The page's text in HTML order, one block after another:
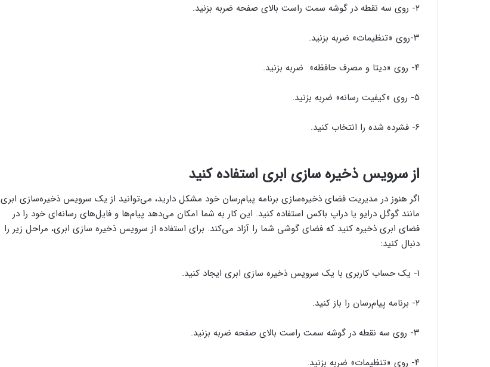
۲- روی سه نقطه در گوشه سمت راست بالای صفحه ضربه بزنید.
۳-روی «تنظیمات» ضربه بزنید.
۴- روی «دیتا و مصرف حافظه» ضربه بزنید.
۵- روی «کیفیت رسانه» ضربه بزنید.
۶- فشرده شده را انتخاب کنید.
از سرویس ذخیره سازی ابری استفاده کنید
اگر هنوز در مدیریت فضای ذخیره‌سازی برنامه پیام‌رسان خود مشکل دارید، می‌توانید از یک سرویس ذخیره‌سازی ابری
مانند گوگل درایو یا دراپ باکس استفاده کنید. این کار به شما امکان می‌دهد پیام‌ها و فایل‌های رسانه‌ای خود را در
فضای ابری ذخیره کنید که فضای گوشی شما را آزاد می‌کند. برای استفاده از سرویس ذخیره سازی ابری، مراحل زیر را
دنبال کنید:
۱- یک حساب کاربری با یک سرویس ذخیره سازی ابری ایجاد کنید.
۲- برنامه پیام‌رسان را باز کنید.
۳- روی سه نقطه در گوشه سمت راست بالای صفحه ضربه بزنید.
۴- روی «تنظیمات» ضربه بزنید.